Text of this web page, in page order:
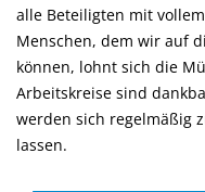
alle Beteiligten mit
Menschen, dem wir auf
können, lohnt sich die
Arbeitskreise sind
werden sich regelmäßig
lassen.